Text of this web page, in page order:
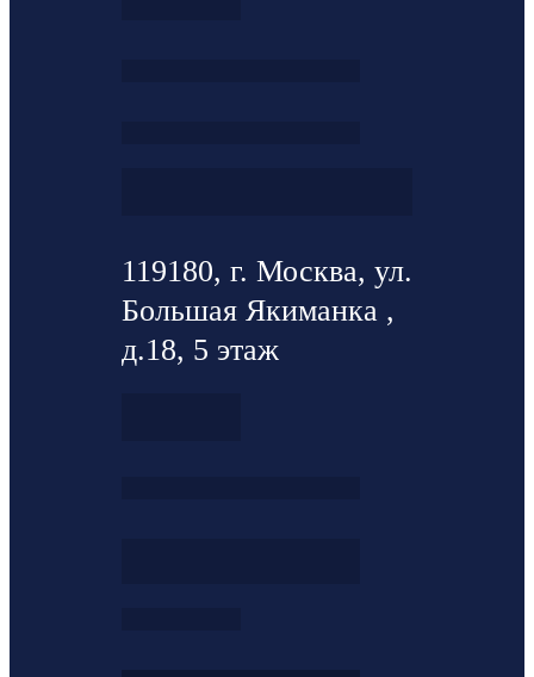
119180, г. Москва, ул.
Большая Якиманка ,
д.18, 5 этаж